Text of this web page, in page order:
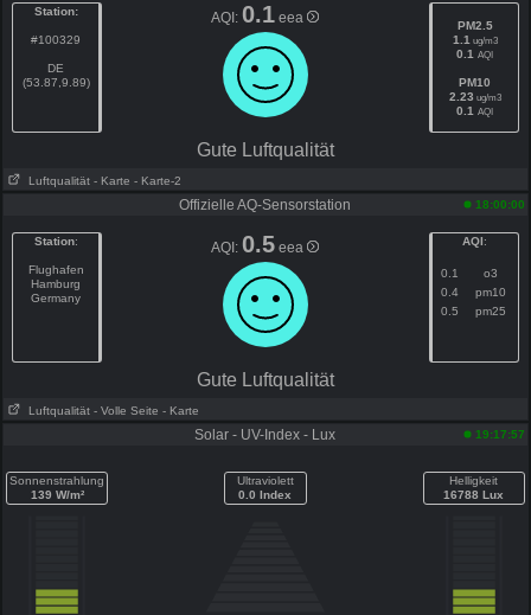
Station:
#100329
DE
(53.87,9.89)
AQI:0.1 eea
PM2.5
1.1ug/m3
0.1 AQI
PM10
2.23 ug/m3
0.1 AQI
Gute Luftqualität
Luftqualität - Karte - Karte-2
Offizielle AQ-Sensorstation 18:00:00
Station:
Flughafen
Hamburg
Germany
AQI:0.5 eea AQI:
0.1
o3
0.4
pm10
0.5
pm25
Gute Luftqualität
Luftqualität - Volle Seite - Karte
Solar - UV-Index - Lux 19:17:57
Sonnenstrahlung
139 W/m²
Ultraviolett
0.0 Index
Helligkeit
16788 Lux